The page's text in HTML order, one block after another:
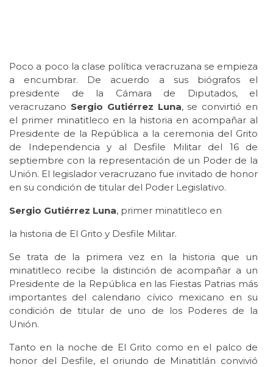
Poco a poco la clase política veracruzana se empieza
a encumbrar. De acuerdo a sus biógrafos el
presidente de la Cámara de Diputados, el
veracruzano Sergio Gutiérrez Luna, se convirtió en
el primer minatitleco en la historia en acompañar al
Presidente de la República a la ceremonia del Grito
de Independencia y al Desfile Militar del 16 de
septiembre con la representación de un Poder de la
Unión. El legislador veracruzano fue invitado de honor
en su condición de titular del Poder Legislativo.
Sergio Gutiérrez Luna, primer minatitleco en
la historia de El Grito y Desfile Militar.
Se trata de la primera vez en la historia que un
minatitleco recibe la distinción de acompañar a un
Presidente de la República en las Fiestas Patrias más
importantes del calendario cívico mexicano en su
condición de titular de uno de los Poderes de la
Unión.
Tanto en la noche de El Grito como en el palco de
honor del Desfile, el oriundo de Minatitlán convivió